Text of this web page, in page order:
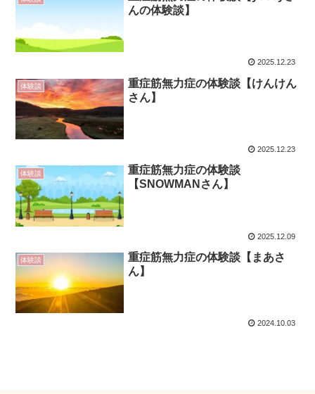
んの体験談】
2025.12.23
体験談
重症筋無力症の体験談【けんけん
さん】
2025.12.23
体験談
重症筋無力症の体験談
【SNOWMANさん】
2025.12.09
体験談
重症筋無力症の体験談【まあさ
ん】
2024.10.03